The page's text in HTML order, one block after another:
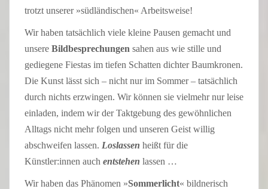
trotzt unserer »südländischen« Arbeitsweise!
Wir haben tatsächlich viele kleine Pausen gemacht und
unsere Bildbesprechungen sahen aus wie stille und
gediegene Fiestas im tiefen Schatten dichter Baumkronen.
Die Kunst lässt sich – nicht nur im Sommer – tatsächlich
durch nichts erzwingen. Wir können sie vielmehr nur leise
einladen, indem wir der Taktgebung des gewöhnlichen
Alltags nicht mehr folgen und unseren Geist willig
abschweifen lassen. Loslassen heißt für die
Künstler:innen auch entstehen lassen …
Wir haben das Phänomen »Sommerlicht« bildnerisch